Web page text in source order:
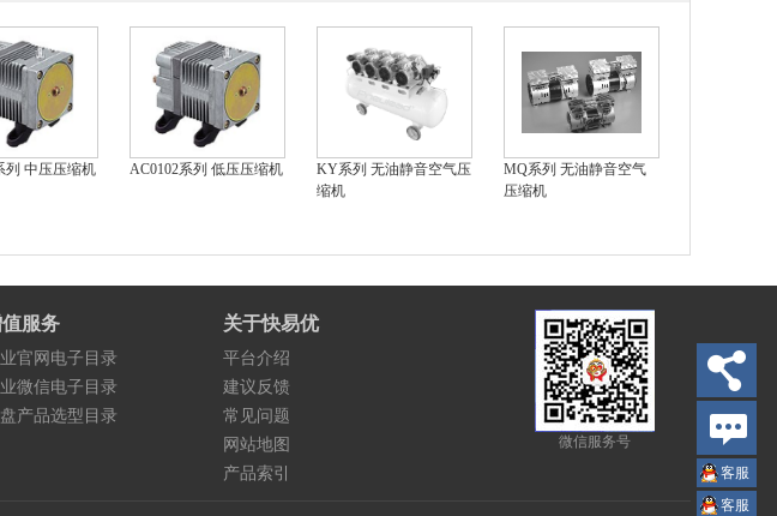
列 中压压缩机 AC0102系列 低压压缩机
KY系列 无油静音空气压
缩机
MQ系列 无油静音空气
压缩机
服务
官网电子目录
微信电子目录
产品选型目录
关于快易优
平台介绍
建议反馈
常见问题
网站地图
产品索引
微信服务号
客服
王小
客服